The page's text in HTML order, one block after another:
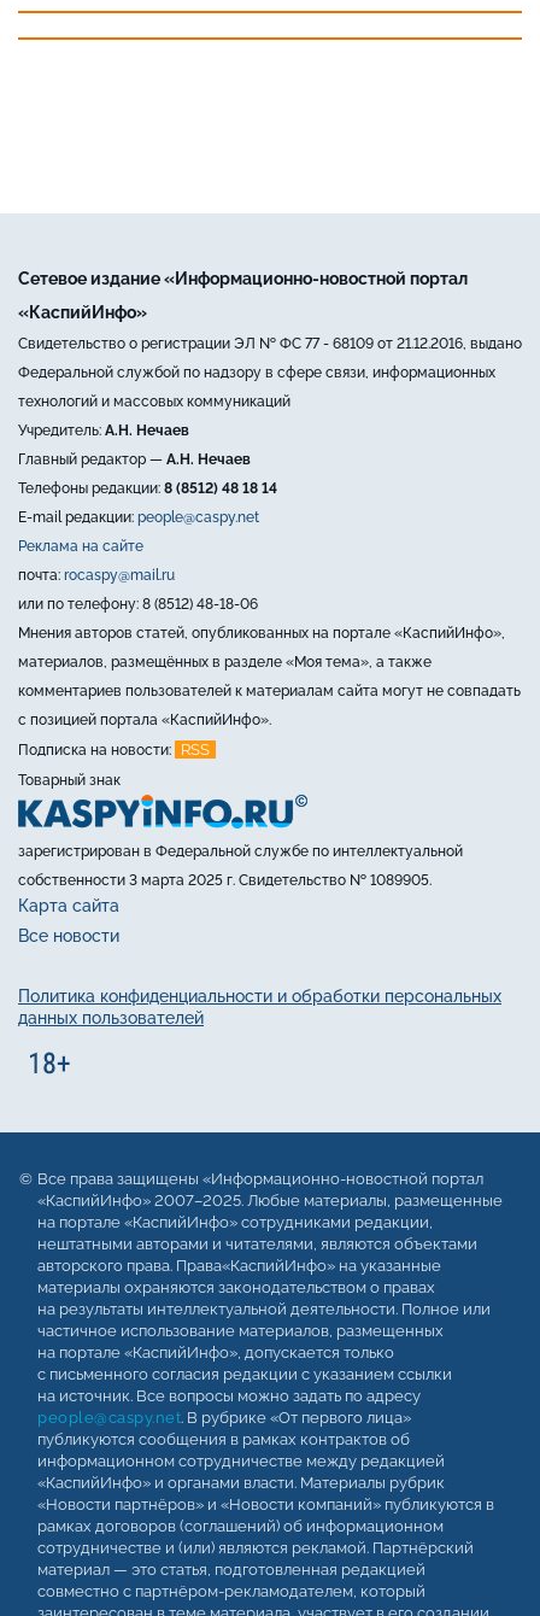
Сетевое издание «Информационно-новостной портал
«КаспийИнфо»
Свидетельство о регистрации ЭЛ № ФС 77 - 68109 от 21.12.2016, выдано
Федеральной службой по надзору в сфере связи, информационных
технологий и массовых коммуникаций
Учредитель: А.Н. Нечаев
Главный редактор — А.Н. Нечаев
Телефоны редакции: 8 (8512) 48 18 14
E-mail редакции: people@caspy.net
Реклама на сайте
почта: rocaspy@mail.ru
или по телефону: 8 (8512) 48-18-06
Мнения авторов статей, опубликованных на портале «КаспийИнфо»,
материалов, размещённых в разделе «Моя тема», а также
комментариев пользователей к материалам сайта могут не совпадать
с позицией портала «КаспийИнфо».
Подписка на новости:
RSS
Товарный знак
зарегистрирован в Федеральной службе по интеллектуальной
собственности 3 марта 2025 г. Свидетельство № 1089905.
Карта сайта
Все новости
Политика конфиденциальности и обработки персональных
данных пользователей
Все права защищены «Информационно-новостной портал
«КаспийИнфо» 2007–2025. Любые материалы, размещенные
на портале «КаспийИнфо» сотрудниками редакции,
нештатными авторами и читателями, являются объектами
авторского права. Права«КаспийИнфо» на указанные
материалы охраняются законодательством о правах
на результаты интеллектуальной деятельности. Полное или
частичное использование материалов, размещенных
на портале «КаспийИнфо», допускается только
с письменного согласия редакции с указанием ссылки
на источник. Все вопросы можно задать по адресу
people@caspy.net. В рубрике «От первого лица»
публикуются сообщения в рамках контрактов об
информационном сотрудничестве между редакцией
«КаспийИнфо» и органами власти. Материалы рубрик
«Новости партнёров» и «Новости компаний» публикуются в
рамках договоров (соглашений) об информационном
сотрудничестве и (или) являются рекламой. Партнёрский
материал — это статья, подготовленная редакцией
совместно с партнёром-рекламодателем, который